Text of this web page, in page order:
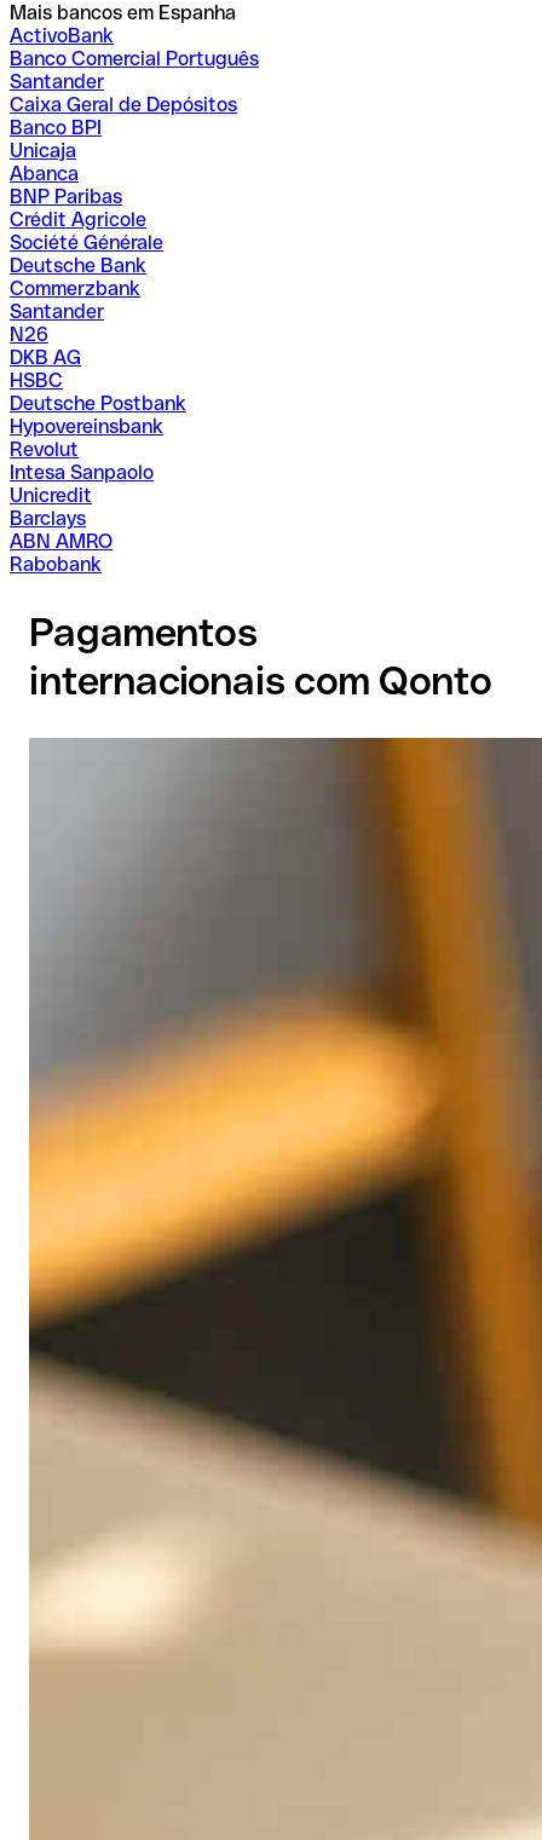
Mais bancos em Espanha
ActivoBank
Banco Comercial Português
Santander
Caixa Geral de Depósitos
Banco BPI
Unicaja
Abanca
BNP Paribas
Crédit Agricole
Société Générale
Deutsche Bank
Commerzbank
Santander
N26
DKB AG
HSBC
Deutsche Postbank
Hypovereinsbank
Revolut
Intesa Sanpaolo
Unicredit
Barclays
ABN AMRO
Rabobank
Pagamentos
internacionais com Qonto